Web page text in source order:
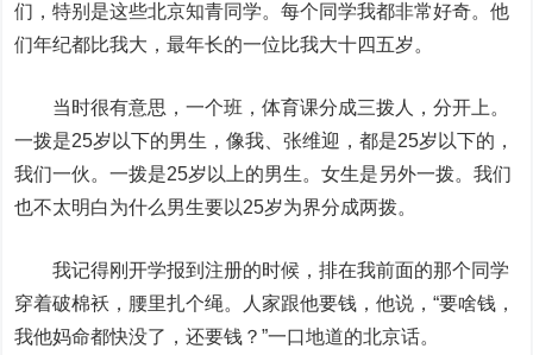
们，特别是这些北京知青同学。每个同学我都非常好奇。他
们年纪都比我大，最年长的一位比我大十四五岁。
当时很有意思，一个班，体育课分成三拨人，分开上。
一拨是25岁以下的男生，像我、张维迎，都是25岁以下的，
我们一伙。一拨是25岁以上的男生。女生是另外一拨。我们
也不太明白为什么男生要以25岁为界分成两拨。
我记得刚开学报到注册的时候，排在我前面的那个同学
穿着破棉袄，腰里扎个绳。人家跟他要钱，他说，“要啥钱，
我他妈命都快没了，还要钱？”一口地道的北京话。